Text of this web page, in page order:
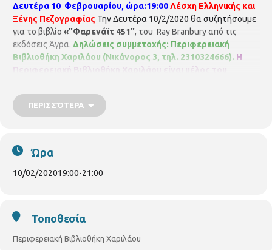
Δευτέρα 10 Φεβρουαρίου, ώρα:19:00Λέσχη Ελληνικής και
Ξένης Πεζογραφίας Την Δευτέρα 10/2/2020 θα συζητήσουμε
για το βιβλίο «"Φαρενάϊτ 451", του Ray Branbury από τις
εκδόσεις Άγρα. Δηλώσεις συμμετοχής: Περιφερειακή
Βιβλιοθήκη Χαριλάου (Νικάνορος 3, τηλ. 2310324666). Η
Περιφερειακή Βιβλιοθήκη Χαριλάου είναι μέλος του
Βιβλιοθηκών και Μουσείων
Βιβλιοθηκών Περιφερειακή Βιβλιοθήκη Χαριλάου
https://thessaloniki.gr/locations/βιβλιοθήκη-χαριλάου/
ΠΕΡΙΣΣΌΤΕΡΑ
Ώρα
10/02/202019:00-21:00
Τοποθεσία
Περιφερειακή Βιβλιοθήκη Χαριλάου